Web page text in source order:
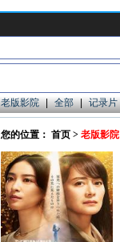
老版影院 | 全部 | 记录片
您的位置： 首页 > 老版影院